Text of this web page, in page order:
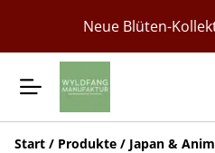
Neue Blüten-
Start / Produkte / Japan &